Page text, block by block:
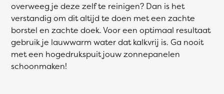
overweeg je deze zelf te reinigen? Dan is het
verstandig om dit altijd te doen met een zachte
borstel en zachte doek. Voor een optimaal resultaat
gebruik je lauwwarm water dat kalkvrij is. Ga nooit
met een hogedrukspuit jouw zonnepanelen
schoonmaken!